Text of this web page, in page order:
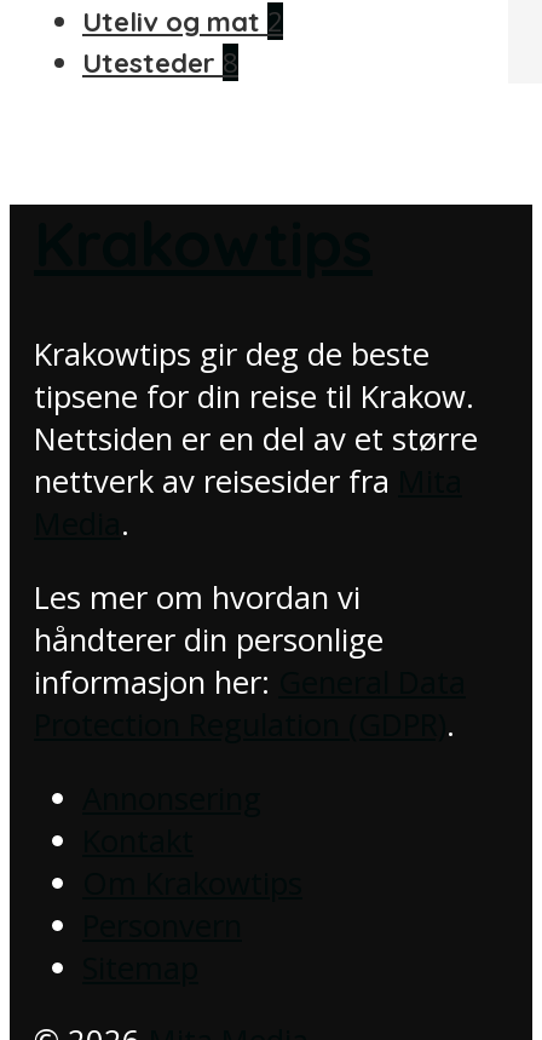
Uteliv og mat 2
Utesteder 8
Krakowtips gir deg de beste
tipsene for din reise til Krakow.
Nettsiden er en del av et større
nettverk av reisesider fra
.
Les mer om hvordan vi
håndterer din personlige
informasjon her:
.